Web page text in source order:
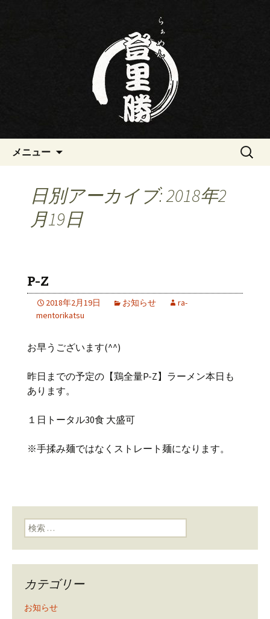
三重・桑名の寿司・ラーメン屋
らぁめん登里勝(とりかつ)のブ
ん登里勝(とりかつ)のブログです
メニュー
検
日別アーカイブ: 2018年2
月19日
P-Z
2018年2月19日 お知らせ
ra-
mentorikatsu
お早うございます(^^)
昨日までの予定の【鶏全量P-Z】ラーメン本日も
あります。
１日トータル30食 大盛可
※手揉み麺ではなくストレート麺になります。
検索:
カテゴリー
お知らせ